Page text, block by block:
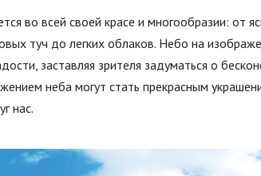
во всей своей красе и многообразии: от
туч до легких облаков. Небо на
заставляя зрителя задуматься о
неба могут стать прекрасным
нас.